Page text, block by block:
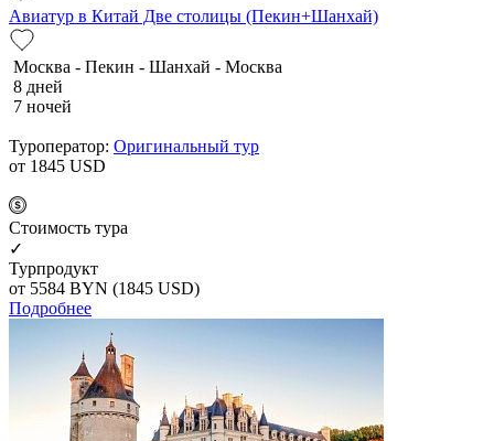
Авиатур в Китай Две столицы (Пекин+Шанхай)
Москва - Пекин - Шанхай - Москва
8 дней
7 ночей
Туроператор: Оригинальный тур
от 1845 USD
Cтоимость тура
✓
Турпродукт
от 5584 BYN (1845 USD)
Подробнее